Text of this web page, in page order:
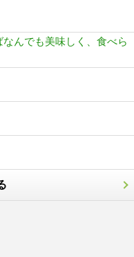
んでも美味しく、食べら